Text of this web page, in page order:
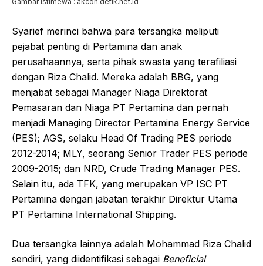
Syarief merinci bahwa para tersangka meliputi
pejabat penting di Pertamina dan anak
perusahaannya, serta pihak swasta yang terafiliasi
dengan Riza Chalid. Mereka adalah BBG, yang
menjabat sebagai Manager Niaga Direktorat
Pemasaran dan Niaga PT Pertamina dan pernah
menjadi Managing Director Pertamina Energy Service
(PES); AGS, selaku Head Of Trading PES periode
2012-2014; MLY, seorang Senior Trader PES periode
2009-2015; dan NRD, Crude Trading Manager PES.
Selain itu, ada TFK, yang merupakan VP ISC PT
Pertamina dengan jabatan terakhir Direktur Utama
PT Pertamina International Shipping.
Dua tersangka lainnya adalah Mohammad Riza Chalid
sendiri, yang diidentifikasi sebagai Beneficial